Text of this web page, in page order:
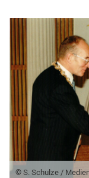
© S. Schulze /